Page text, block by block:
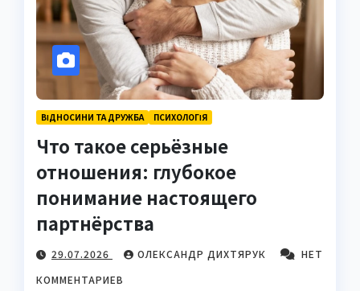
ВІДНОСИНИ ТА ДРУЖБА ПСИХОЛОГІЯ
Что такое серьёзные
отношения: глубокое
понимание настоящего
партнёрства
29.07.2026 ОЛЕКСАНДР ДИХТЯРУК
НЕТ
КОММЕНТАРИЕВ